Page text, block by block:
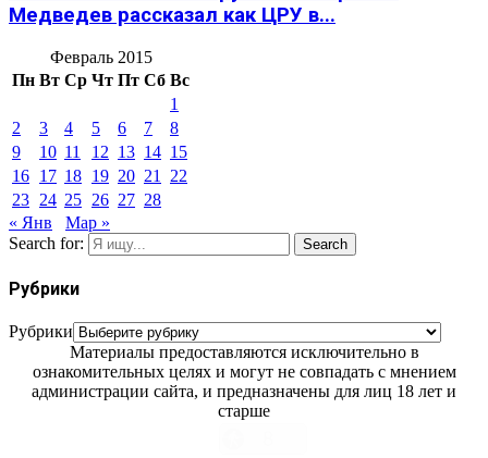
Медведев рассказал как ЦРУ в...
Февраль 2015
Пн Вт Ср Чт Пт Сб Вс
1
2
3 4 5 6 7
8
9
10 11 12 13 14 15
16 17 18 19 20 21
22
23 24 25 26 27 28
« Янв
Мар »
Search for:
Search
Рубрики
Рубрики
Материалы предоставляются исключительно в
ознакомительных целях и могут не совпадать с мнением
администрации сайта, и предназначены для лиц 18 лет и
старше